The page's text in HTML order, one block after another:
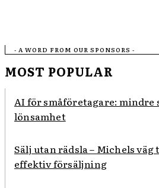
- A WORD FROM OUR SPONSORS -
MOST POPULAR
AI för småföretagare: mindre
lönsamhet
Sälj utan rädsla – Michels
effektiv försäljning